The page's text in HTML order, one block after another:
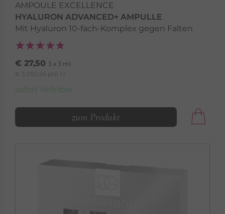
AMPOULE EXCELLENCE
HYALURON ADVANCED+ AMPULLE
Mit Hyaluron 10-fach-Komplex gegen Falten
€ 27,50 3 x 3 ml
€ 3.055,56 pro 1 l
sofort lieferbar
zum Produkt